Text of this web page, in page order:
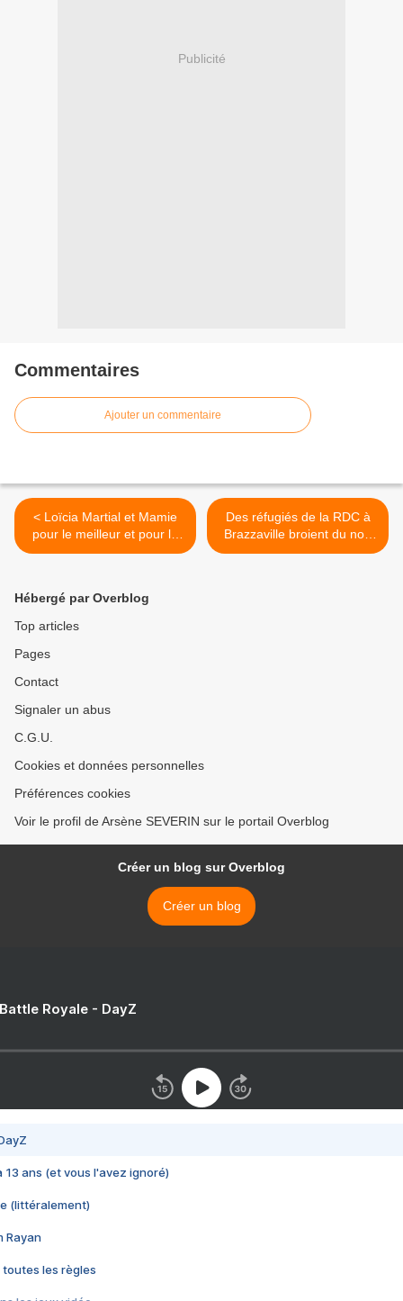
Publicité
Commentaires
Ajouter un commentaire
< Loïcia Martial et Mamie
pour le meilleur et pour le
pire, les témoins sont là !
Des réfugiés de la RDC à
Brazzaville broient du noir
sous la barbe du HCR ! >
Hébergé par Overblog
Top articles
Pages
Contact
Signaler un abus
C.G.U.
Cookies et données personnelles
Préférences cookies
Voir le profil de Arsène SEVERIN sur le portail Overblog
Créer un blog sur Overblog
Créer un blog
Royale - DayZ
13 ans (et vous l'avez ignoré)
(littéralement)
Rayan
toutes les règles